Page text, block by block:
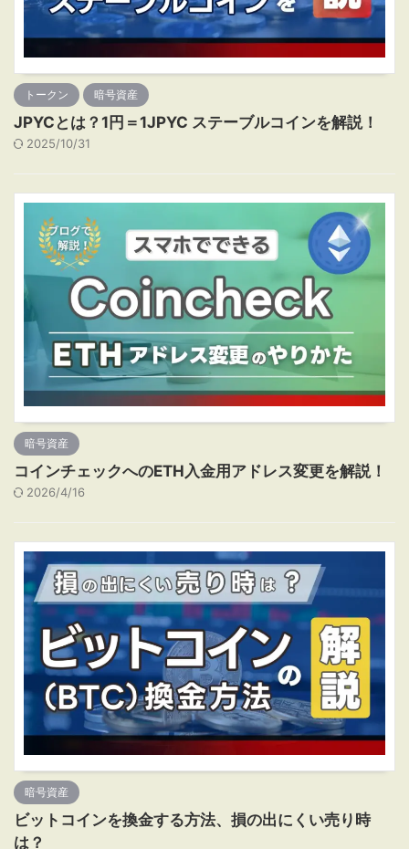
トークン 暗号資産
JPYCとは？1円＝1JPYC ステーブルコインを解説！
2025/10/31
暗号資産
コインチェックへのETH入金用アドレス変更を解説！
2026/4/16
暗号資産
ビットコインを換金する方法、損の出にくい売り時
は？